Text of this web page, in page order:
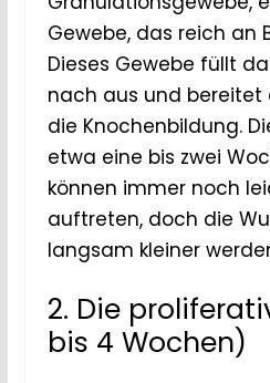
Gewebe, das reich an
Dieses Gewebe füllt
nach aus und bereitet
die Knochenbildung.
etwa eine bis zwei
können immer noch
auftreten, doch die
langsam kleiner
2. Die
bis 4 Wochen)